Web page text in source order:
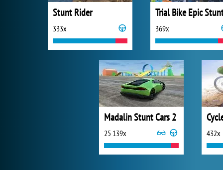
Stunt Rider
333x
Trial Bike Epic
369x
Madalin Stunt Cars 2
25 139x 432x